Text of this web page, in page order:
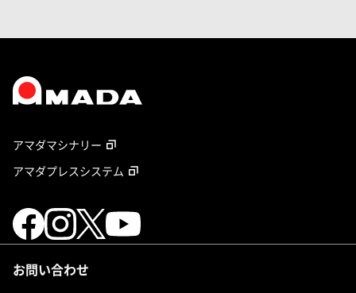
アマダマシナリー
アマダプレスシステム
お問い合わせ